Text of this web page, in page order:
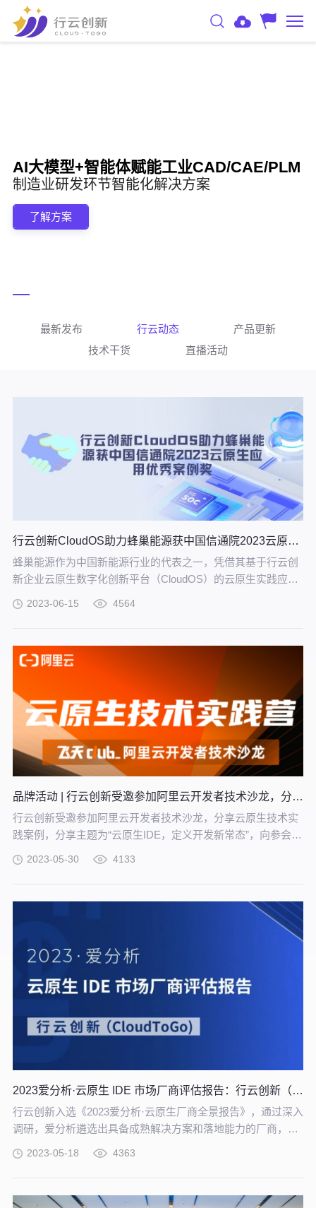
AI大模型+智能体赋能工业CAD/CAE/PLM
制造业研发环节智能化解决方案
了解方案
最新发布 行云动态
产品更新
技术干货
直播活动
行云创新CloudOS助力蜂巢能源获中国信通院2023云原生应用优秀案例奖
蜂巢能源作为中国新能源行业的代表之一，凭借其基于行云创
新企业云原生数字化创新平台（CloudOS）的云原生实践应
2023-06-15 4564
品牌活动 | 行云创新受邀参加阿里云开发者技术沙龙，分享云原生技术实践案例
行云创新受邀参加阿里云开发者技术沙龙，分享云原生技术实
践案例，分享主题为“云原生IDE，定义开发新常态”，向参会者
常态的缘由及趋势。
2023-05-30 4133
2023爱分析·云原生 IDE 市场厂商评估报告：行云创新（CloudToGo）
行云创新入选《2023爱分析·云原生厂商全景报告》，通过深入
调研，爱分析遴选出具备成熟解决方案和落地能力的厂商，供
下，爱分析重点选取了云原生IDE厂商行云创新（CloudToGo)
2023-05-18 4363